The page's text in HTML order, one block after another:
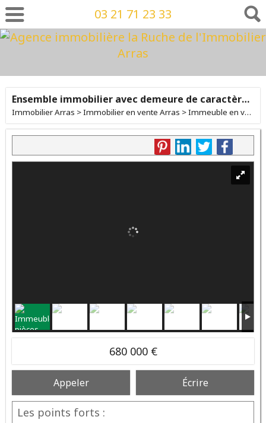
03 21 71 23 33
Ensemble immobilier avec demeure de caractère et immeuble vendu loué
Immobilier Arras >Immobilier en vente Arras >Immeuble en vente Arras
680 000 €
Appeler Écrire
Les points forts :